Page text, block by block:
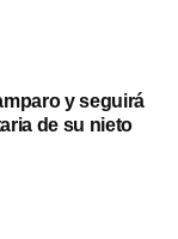
y seguirá
de su nieto